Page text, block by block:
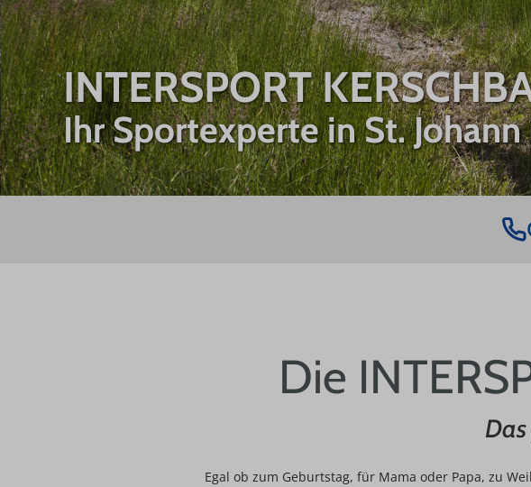
INTERSPORT
Ihr Sportexperte in St.
Die
Egal ob zum Geburtstag, für Mama oder Papa, zu